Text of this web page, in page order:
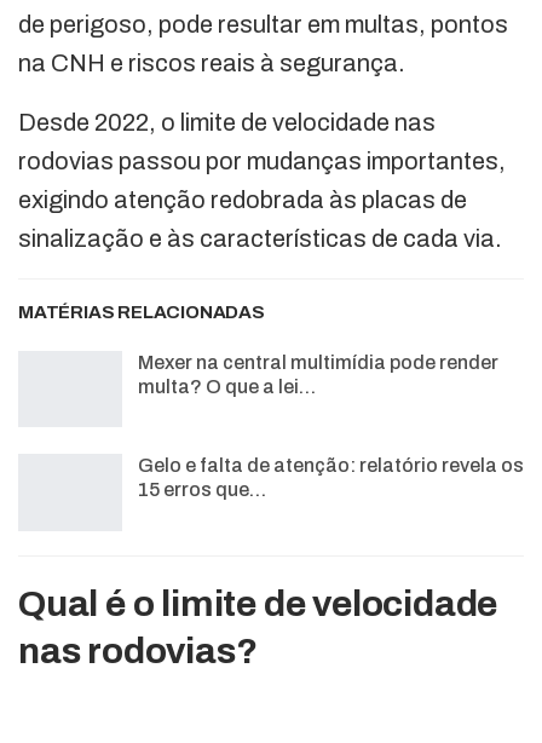
de perigoso, pode resultar em multas, pontos
na CNH e riscos reais à segurança.
Desde 2022, o limite de velocidade nas
rodovias passou por mudanças importantes,
exigindo atenção redobrada às placas de
sinalização e às características de cada via.
MATÉRIAS RELACIONADAS
Mexer na central multimídia pode render
multa? O que a lei…
Gelo e falta de atenção: relatório revela os
15 erros que…
Qual é o limite de velocidade
nas rodovias?